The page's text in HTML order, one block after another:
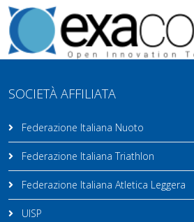
SOCIETÀ AFFILIATA
Federazione Italiana Nuoto
Federazione Italiana Triathlon
Federazione Italiana Atletica Leggera
UISP